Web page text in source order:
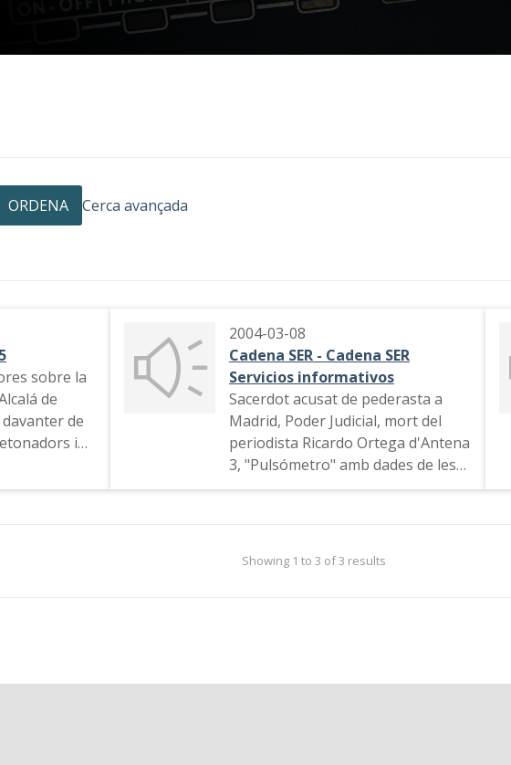
ORDENA Cerca avançada
sobre la
de
de
i
a
2004-03-08
Cadena SER - Cadena SER
Servicios informativos
Sacerdot acusat de pederasta a
Madrid, Poder Judicial, mort del
periodista Ricardo Ortega d'Antena
3, "Pulsómetro" amb dades de les
eleccions generals, esports,
del Partido Socialista Obrero
Español. Promoció del programa
Showing 1 to 3 of 3 results